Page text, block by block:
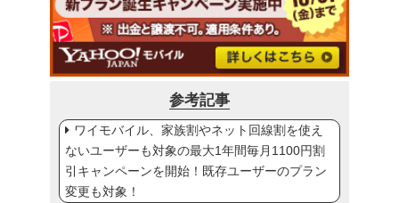
参考記事
ワイモバイル、家族割やネット回線割を使え
ないユーザーも対象の最大1年間毎月1100円割
引キャンペーンを開始！既存ユーザーのプラン
変更も対象！